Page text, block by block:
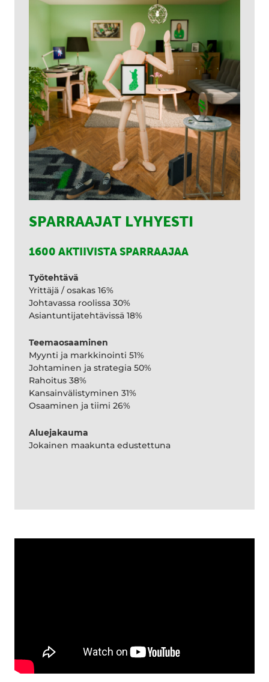
SPARRAAJAT LYHYESTI
1600 AKTIIVISTA SPARRAAJAA
Työtehtävä
Yrittäjä / osakas 16%
Johtavassa roolissa 30%
Asiantuntijatehtävissä 18%
Teemaosaaminen
Myynti ja markkinointi 51%
Johtaminen ja strategia 50%
Rahoitus 38%
Kansainvälistyminen 31%
Osaaminen ja tiimi 26%
Aluejakauma
Jokainen maakunta edustettuna